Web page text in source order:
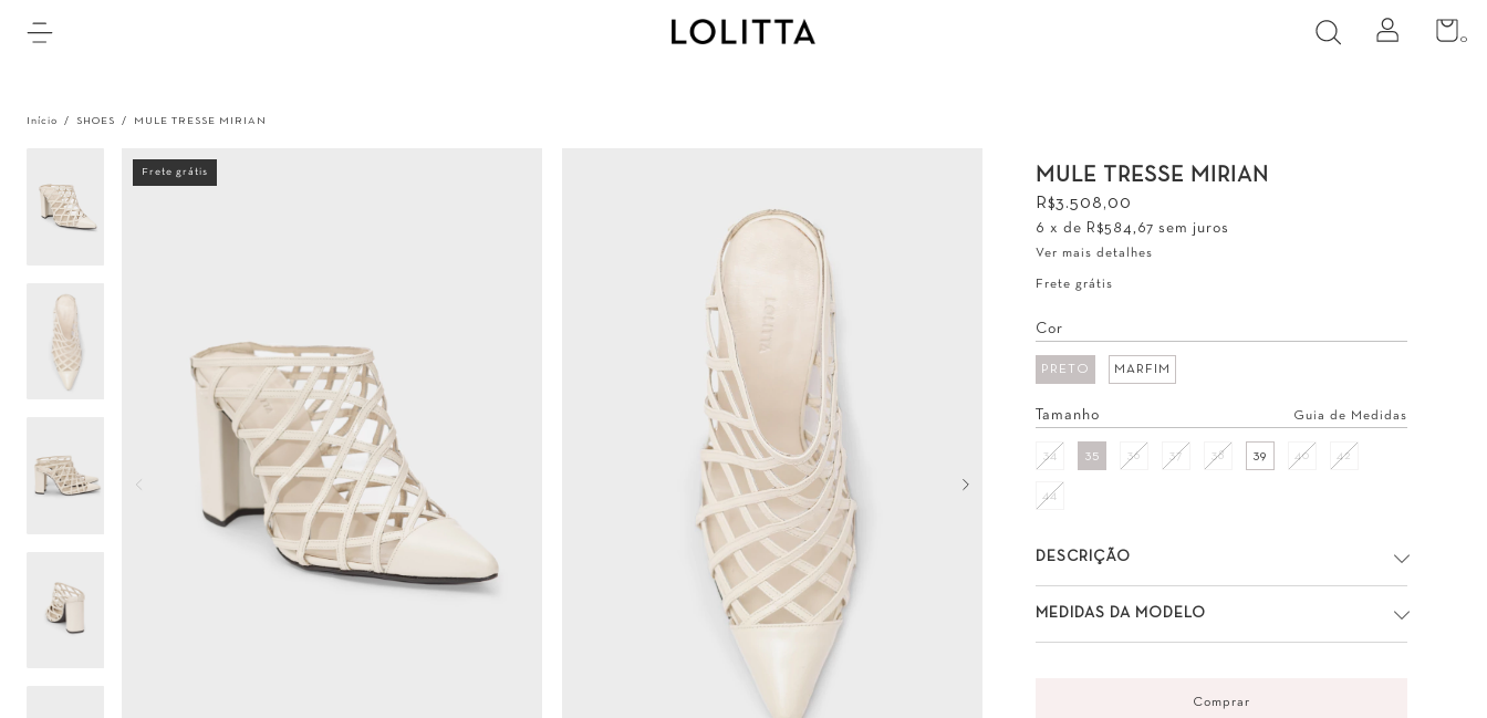
0
Início / SHOES / MULE TRESSE MIRIAN
Frete grátis MULE TRESSE MIRIAN
R$3.508,00
6 x de R$584,67 sem juros
Ver mais detalhes
Frete grátis
Cor
PRETO MARFIM
Tamanho Guia de Medidas
34 35 36 37 38 39 40 42
44
DESCRIÇÃO
MEDIDAS DA MODELO